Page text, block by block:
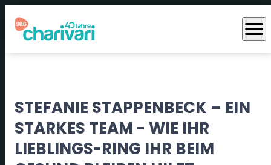
menu
STEFANIE STAPPENBECK – EIN
STARKES TEAM - WIE IHR
LIEBLINGS-RING IHR BEIM